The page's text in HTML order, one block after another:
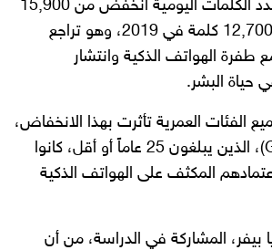
وأظهرت النتائج أن عدد الكلمات اليومية انخفض من 15,900
كلمة في 2005 إلى 12,700 كلمة في 2019، وهو تراجع
مع طفرة الهواتف الذكية وانتشار
حياة البشر.
الفئات العمرية تأثرت بهذا الانخفاض،
لكن الجيل زد (Gen Z)، الذين يبلغون 25 عاماً أو أقل، كانوا
المكثف على الهواتف الذكية
بيفر، المشاركة في الدراسة، من أن